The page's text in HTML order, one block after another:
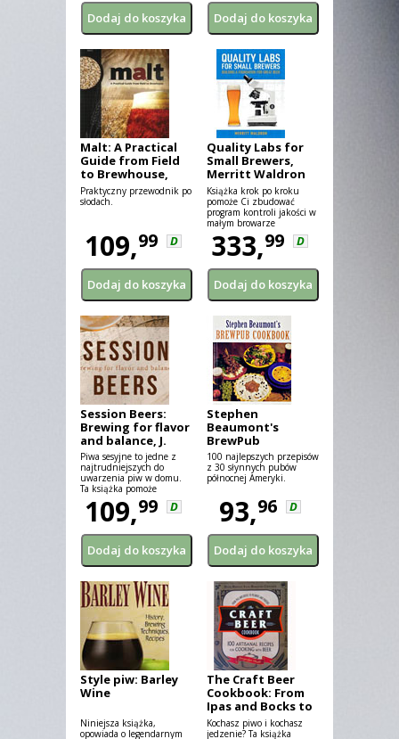
Malt: A Practical
Guide from Field
to Brewhouse,
John Mallett
Praktyczny przewodnik po
słodach.
109,99 D
Quality Labs for
Small Brewers,
Merritt Waldron
Książka krok po kroku
pomoże Ci zbudować
program kontroli jakości w
małym browarze
komercyjnym. Dobra
praktyka produkcyjna,
bezpieczeństwo żywności,
pomiary...
333,99 D
Session Beers:
Brewing for flavor
and balance, J.
Talley
Piwa sesyjne to jedne z
najtrudniejszych do
uwarzenia piw w domu.
Ta książka pomoże
wznieść Ci się na wyżyny
sztuki piwowarskiej.
109,99 D
Stephen
Beaumont's
BrewPub
Cookbook
100 najlepszych przepisów
z 30 słynnych pubów
północnej Ameryki.
93,96 D
Style piw: Barley
Wine
Niniejsza książka,
opowiada o legendarnym
The Craft Beer
Cookbook: From
Ipas and Bocks to
Pilsners and
Porters (...)
Kochasz piwo i kochasz
jedzenie? Ta książka